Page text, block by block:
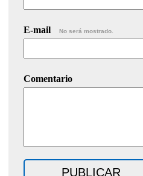
E-mail No será mostrado.
Comentario